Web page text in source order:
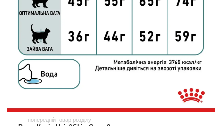
попередній товар розділу: